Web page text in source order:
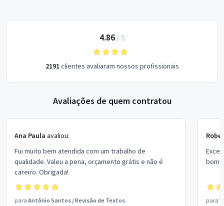
4.86/ 5
2191 clientes avaliaram nossos profissionais
Avaliações de quem contratou
Ana Paula avaliou:
Fui muito bem atendida com um trabalho de
qualidade. Valeu a pena, orçamento grátis e não é
careiro. Obrigada!
para Antônio Santos /Revisão de Textos
bom
para